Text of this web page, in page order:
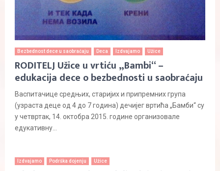
Bezbednost dece u saobraćaju Deca Izdvajamo Užice
RODITELJ Užice u vrtiću „Bambi“ –
edukacija dece o bezbednosti u saobraćaju
Васпитачице средњих, старијих и припремних група
(узраста деце од 4 до 7 година) дечијег вртића „Бамби“ су
у четвртак, 14. октобра 2015. године организовале
едукативну...
Izdvajamo Podrška dojenju Užice